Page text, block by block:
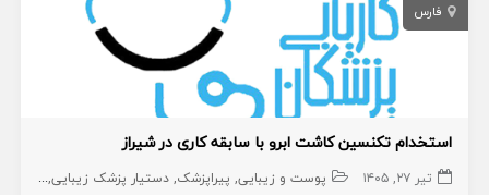
فارس
استخدام تکنسین کاشت ابرو با سابقه کاری در شیراز
تیر ۲۷, ۱۴۰۵ پوست و زیبایی پیراپزشک دستیار پزشک زیبایی